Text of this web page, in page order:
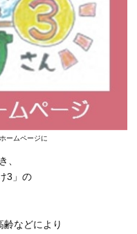
ームページに
、
3」の
などにより